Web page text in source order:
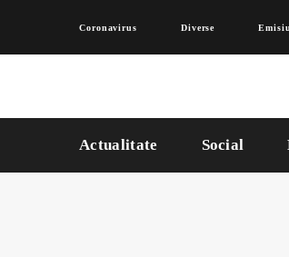
Coronavirus Diverse
Actualitate Social